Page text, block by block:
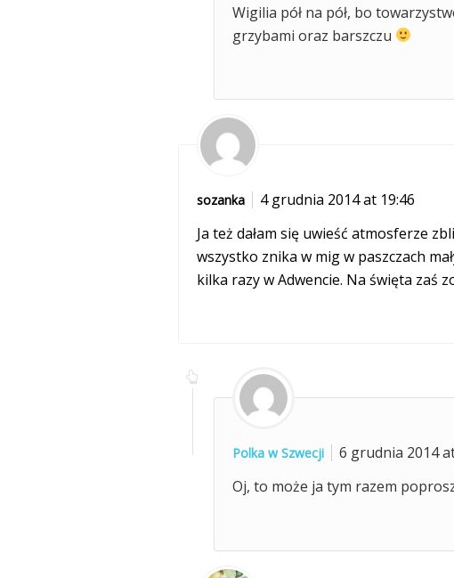
Wigilia pół na pół, bo
grzybami oraz barszczu
sozanka
4 grudnia 2014 at 19:46
Ja też dałam się uwieść atmosferze
wszystko znika w mig w paszczach
kilka razy w Adwencie. Na święta zaś
Polka w Szwecji
6 grudnia 2014
Oj, to może ja tym razem